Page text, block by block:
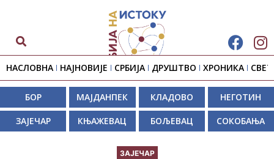
НАСЛОВНА НАЈНОВИЈЕ СРБИЈА ДРУШТВО ХРОНИКА СВЕТ
БОР МАЈДАНПЕК КЛАДОВО НЕГОТИН
ЗАЈЕЧАР КЊАЖЕВАЦ БОЉЕВАЦ СОКОБАЊА
ЗАЈЕЧАР